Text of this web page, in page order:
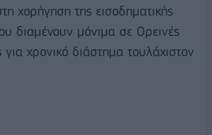
χορήγηση της εισοδηματικής
διαμένουν μόνιμα σε Ορεινές
για χρονικό διάστημα τουλάχιστον